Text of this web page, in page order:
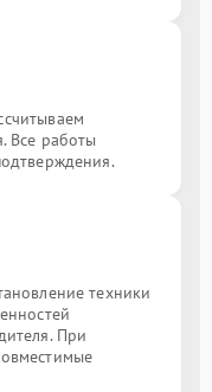
Все работы
техники
При